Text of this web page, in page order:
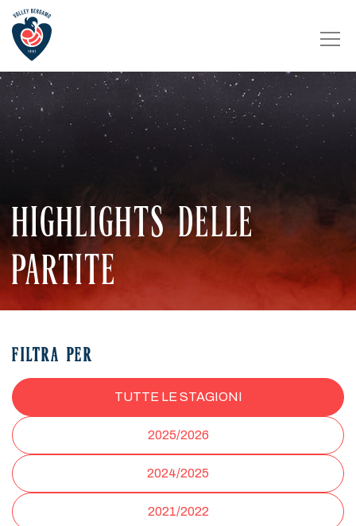
HIGHLIGHTS DELLE
PARTITE
FILTRA PER
TUTTE LE STAGIONI
2025/2026
2024/2025
2021/2022